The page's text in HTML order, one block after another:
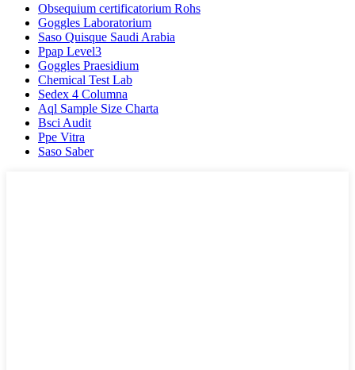
Obsequium certificatorium Rohs
Goggles Laboratorium
Saso Quisque Saudi Arabia
Ppap Level3
Goggles Praesidium
Chemical Test Lab
Sedex 4 Columna
Aql Sample Size Charta
Bsci Audit
Ppe Vitra
Saso Saber